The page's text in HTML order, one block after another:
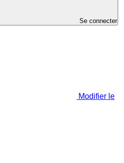
Se connecter
Modifier le